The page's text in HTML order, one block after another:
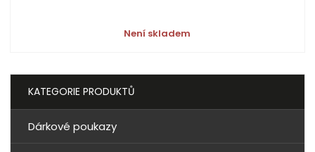
Není skladem
KATEGORIE PRODUKTŮ
Dárkové poukazy